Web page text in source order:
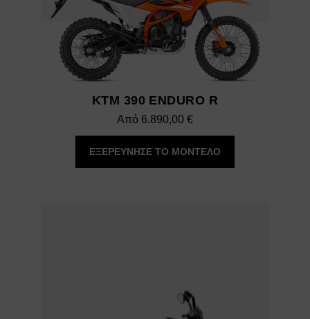
KTM 390 ENDURO R
Από 6.890,00 €
ΕΞΕΡΕΥΝΗΣΕ ΤΟ ΜΟΝΤΕΛΟ